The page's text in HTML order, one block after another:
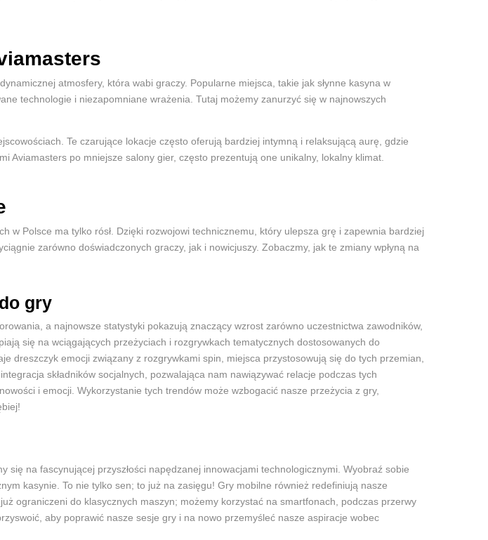
atmosfery, która wabi graczy. Popularne miejsca, takie jak słynne kasyna w
technologie i niezapomniane wrażenia. Tutaj możemy zanurzyć się w najnowszych
Te czarujące lokacje często oferują bardziej intymną i relaksującą aurę, gdzie
po mniejsze salony gier, często prezentują one unikalny, lokalny klimat.
w Polsce ma tylko rósł. Dzięki rozwojowi technicznemu, który ulepsza grę i zapewnia bardziej
zarówno doświadczonych graczy, jak i nowicjuszy. Zobaczmy, jak te zmiany wpłyną na
gry
a najnowsze statystyki pokazują znaczący wzrost zarówno uczestnictwa zawodników,
się na wciągających przeżyciach i rozgrywkach tematycznych dostosowanych do
dreszczyk emocji związany z rozgrywkami spin, miejsca przystosowują się do tych przemian,
składników socjalnych, pozwalająca nam nawiązywać relacje podczas tych
i emocji. Wykorzystanie tych trendów może wzbogacić nasze przeżycia z gry,
na fascynującej przyszłości napędzanej innowacjami technologicznymi. Wyobraź sobie
kasynie. To nie tylko sen; to już na zasięgu! Gry mobilne również redefiniują nasze
ograniczeni do klasycznych maszyn; możemy korzystać na smartfonach, podczas przerwy
aby poprawić nasze sesje gry i na nowo przemyśleć nasze aspiracje wobec